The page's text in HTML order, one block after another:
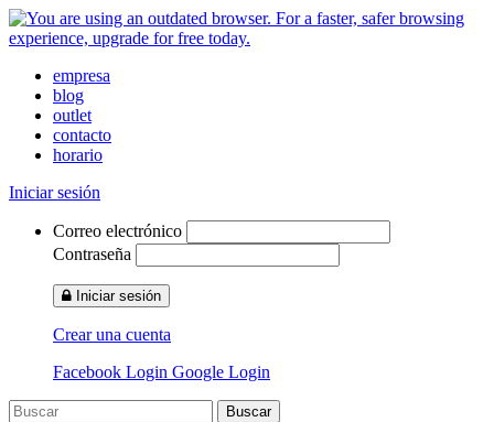
empresa
blog
outlet
contacto
horario
Iniciar sesión
Correo electrónico
Contraseña
Iniciar sesión
Crear una cuenta
Facebook Login Google Login
Buscar